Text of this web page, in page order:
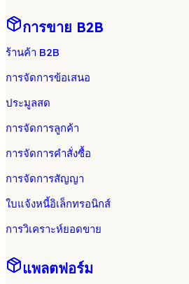
การขาย B2B
ร้านค้า B2B
การจัดการข้อเสนอ
ประมูลสด
การจัดการลูกค้า
การจัดการคำสั่งซื้อ
การจัดการสัญญา
ใบแจ้งหนี้อิเล็กทรอนิกส์
การวิเคราะห์ยอดขาย
แพลตฟอร์ม